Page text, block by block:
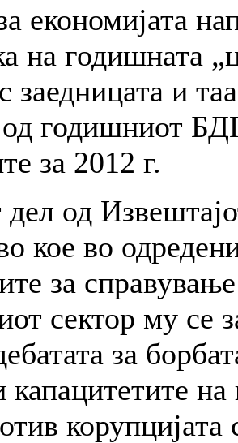
економијата
на годишната
заедницата и
годишниот
за 2012 г.
од
кое во
за
сектор му се
за
капацитетите
корупцијата